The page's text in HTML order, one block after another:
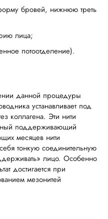
бровей, нижнюю треть
лица;
потоотделение).
данной процедуры
устанавливает под
коллагена. Эти нити
поддерживающий
месяцев нити
тонкую соединительную
лицо. Особенно
достигается при
мезонитей